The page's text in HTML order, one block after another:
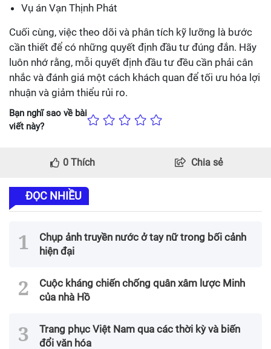
Vụ án Vạn Thịnh Phát
Cuối cùng, việc theo dõi và phân tích kỹ lưỡng là bước
cần thiết để có những quyết định đầu tư đúng đắn. Hãy
luôn nhớ rằng, mỗi quyết định đầu tư đều cần phải cân
nhắc và đánh giá một cách khách quan để tối ưu hóa lợi
nhuận và giảm thiểu rủi ro.
Bạn nghĩ sao về bài
viết này?
0 Thích Chia sẻ
ĐỌC NHIỀU
Chụp ảnh truyền nước ở tay nữ trong bối cảnh
hiện đại
Cuộc kháng chiến chống quân xâm lược Minh
của nhà Hồ
Trang phục Việt Nam qua các thời kỳ và biến
đổi văn hóa